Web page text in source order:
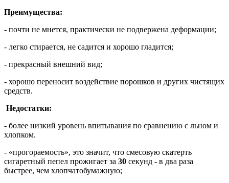
Преимущества:
- почти не мнется, практически не подвержена деформации;
- легко стирается, не садится и хорошо гладится;
- прекрасный внешний вид;
- хорошо переносит воздействие порошков и других чистящих
средств.
Недостатки:
- более низкий уровень впитывания по сравнению с льном и
хлопком.
- «прогораемость», это значит, что смесовую скатерть
сигаретный пепел прожигает за 30 секунд - в два раза
быстрее, чем хлопчатобумажную;